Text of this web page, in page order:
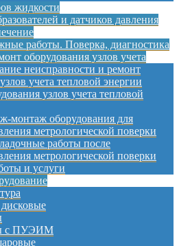
жидкости
и датчиков давления
работы. Поверка, диагностика
оборудования узлов учета
неисправности и ремонт
учета тепловой энергии
узлов учета тепловой
монтаж оборудования для
метрологической поверки
работы после
метрологической поверки
и услуги
с ПУЭИМ